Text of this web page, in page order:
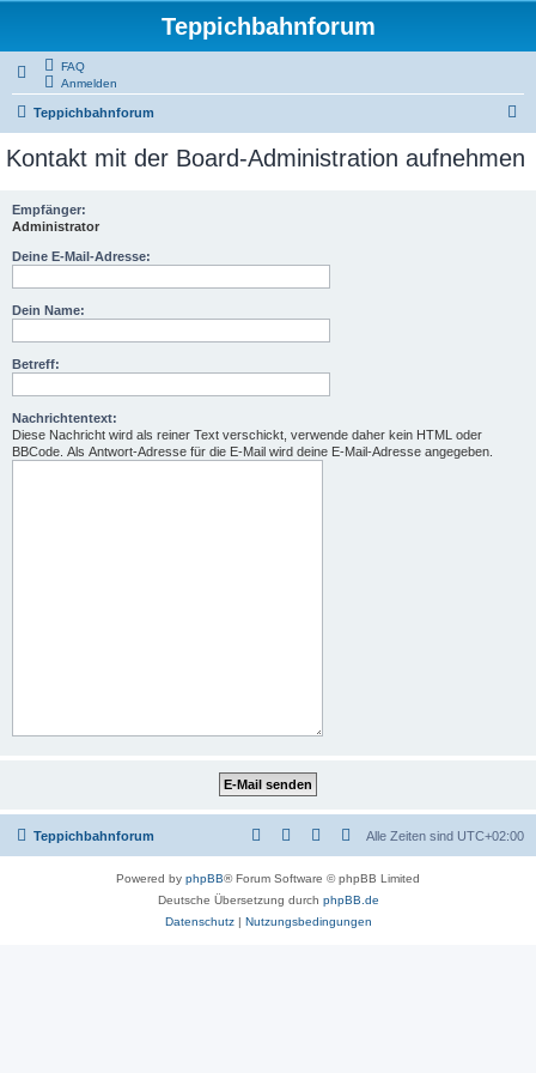
Teppichbahnforum
FAQ
Anmelden
Teppichbahnforum
c
Kontakt mit der Board-Administration aufnehmen
Empfänger:
Administrator
Deine E-Mail-Adresse:
Dein Name:
Betreff:
Nachrichtentext:
Diese Nachricht wird als reiner Text verschickt, verwende daher kein HTML oder
BBCode. Als Antwort-Adresse für die E-Mail wird deine E-Mail-Adresse angegeben.
Teppichbahnforum Alle Zeiten sind UTC+02:00
Powered by phpBB® Forum Software © phpBB Limited
Deutsche Übersetzung durch phpBB.de
Datenschutz| Nutzungsbedingungen